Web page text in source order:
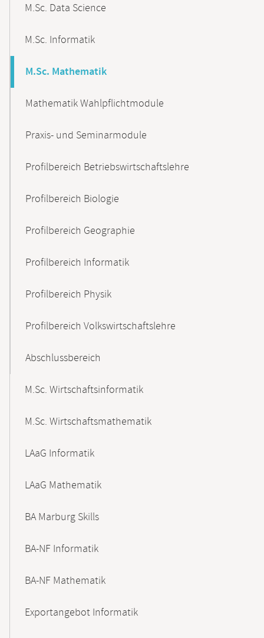
M.Sc. Data Science
M.Sc. Informatik
M.Sc. Mathematik
Mathematik Wahlpflichtmodule
Praxis- und Seminarmodule
Profilbereich Betriebswirtschaftslehre
Profilbereich Biologie
Profilbereich Geographie
Profilbereich Informatik
Profilbereich Physik
Profilbereich Volkswirtschaftslehre
Abschlussbereich
M.Sc. Wirtschaftsinformatik
M.Sc. Wirtschaftsmathematik
LAaG Informatik
LAaG Mathematik
BA Marburg Skills
BA-NF Informatik
BA-NF Mathematik
Exportangebot Informatik